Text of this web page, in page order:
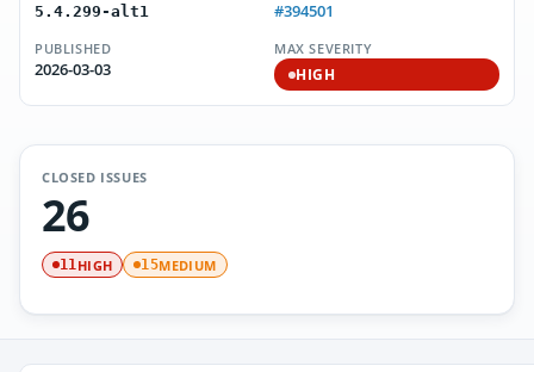
5.4.299-alt1
#394501
PUBLISHED
2026-03-03
MAX SEVERITY
HIGH
CLOSED ISSUES
26
11HIGH 15MEDIUM